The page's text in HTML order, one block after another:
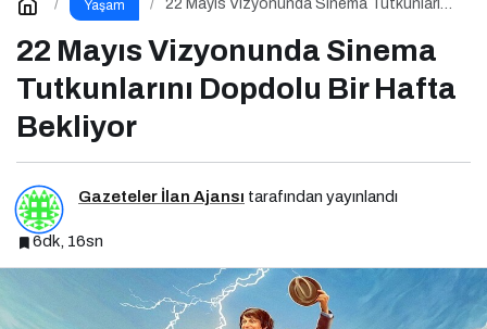
Yaşam
22 Mayıs Vizyonunda Sinema Tutkunlarını
22 Mayıs Vizyonunda Sinema
Tutkunlarını Dopdolu Bir Hafta
Bekliyor
Gazeteler İlan Ajansı tarafından yayınlandı
6dk, 16sn